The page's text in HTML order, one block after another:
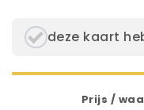
deze kaart
Prijs /